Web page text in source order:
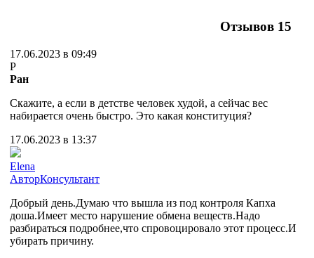
Отзывов 15
17.06.2023 в 09:49
Р
Ран
Скажите, а если в детстве человек худой, а сейчас вес
набирается очень быстро. Это какая конституция?
17.06.2023 в 13:37
Elena
АвторКонсультант
Добрый день.Думаю что вышла из под контроля Капха
доша.Имеет место нарушение обмена веществ.Надо
разбираться подробнее,что спровоцировало этот процесс.И
убирать причину.